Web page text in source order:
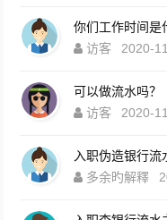
你们工作时间是
访客
2020-
可以做流水吗？
访客
2020-
入职伪造银行流
多余旳解釋